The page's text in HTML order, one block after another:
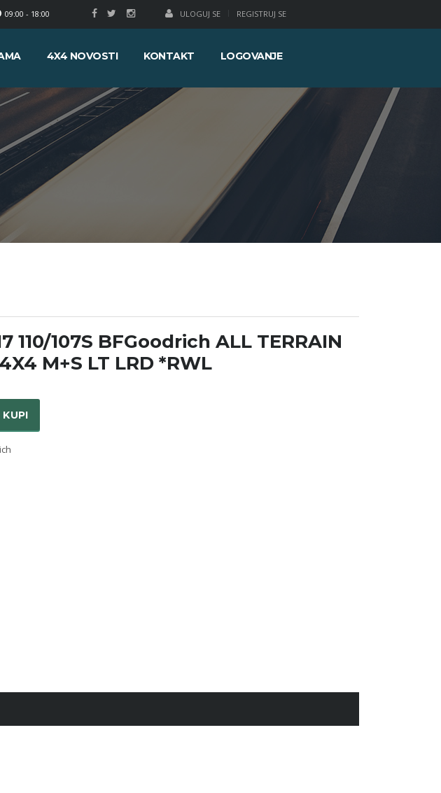
ULOGUJ SE REGISTRUJ SE
09:00 - 18:00
4X4 NOVOSTI KONTAKT LOGOVANJE
110/107S BFGoodrich ALL TERRAIN
M+S LT LRD *RWL
KUPI